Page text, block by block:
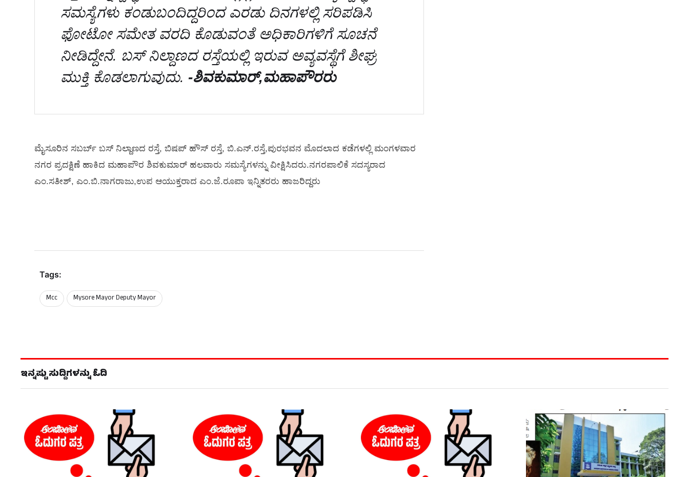
ಸಮಸ್ಯೆಗಳು ಕಂಡುಬಂದಿದ್ದರಿಂದ ಎರಡು ದಿನಗಳಲ್ಲಿ ಸರಿಪಡಿಸಿ
ಫೋಟೋ ಸಮೇತ ವರದಿ ಕೊಡುವಂತೆ ಅಧಿಕಾರಿಗಳಿಗೆ ಸೂಚನೆ
ನೀಡಿದ್ದೇನೆ. ಬಸ್ ನಿಲ್ದಾಣದ ರಸ್ತೆಯಲ್ಲಿ ಇರುವ ಅವ್ಯವಸ್ಥೆಗೆ ಶೀಘ್ರ
ಮುಕ್ತಿ ಕೊಡಲಾಗುವುದು. -ಶಿವಕುಮಾರ್,ಮಹಾಪೌರರು
ಮೈಸೂರಿನ ಸಬರ್ಬ್ ಬಸ್ ನಿಲ್ದಾಣದ ರಸ್ತೆ, ಬಿಷಪ್ ಹೌಸ್ ರಸ್ತೆ, ಬಿ.ಎನ್.ರಸ್ತೆ,ಪುರಭವನ ಮೊದಲಾದ ಕಡೆಗಳಲ್ಲಿ ಮಂಗಳವಾರ
ನಗರ ಪ್ರದಕ್ಷಿಣೆ ಹಾಕಿದ ಮಹಾಪೌರ ಶಿವಕುಮಾರ್ ಹಲವಾರು ಸಮಸ್ಯೆಗಳನ್ನು ವೀಕ್ಷಿಸಿದರು.ನಗರಪಾಲಿಕೆ ಸದಸ್ಯರಾದ
ಎಂ.ಸತೀಶ್, ಎಂ.ಬಿ.ನಾಗರಾಜು,ಉಪ ಆಯುಕ್ತರಾದ ಎಂ.ಜೆ.ರೂಪಾ ಇನ್ನಿತರರು ಹಾಜರಿದ್ದರು
Tags:
Mcc Mysore Mayor Deputy Mayor
ಇನ್ನಷ್ಟು ಸುದ್ದಿಗಳನ್ನು ಓದಿ